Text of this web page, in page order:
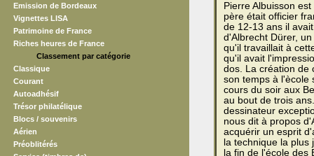
Emission de Bordeaux
Vignettes LISA
Patrimoine de France
Riches heures de France
Classement par catégorie
Classique
Courant
Autoadhésif
Trésor philatélique
Blocs / souvenirs
Aérien
Préoblitérés
Pierre Albuisson
père était officier
de 12-13 ans il
d'Albrecht Dürer,
qu'il travaillait à
qu'il avait
dos. La création de
son temps à l'ècole
cours du soir aux
au bout de trois
dessinateur
nous dit à propos
acquérir un esprit
la technique la
la fin de l'école des